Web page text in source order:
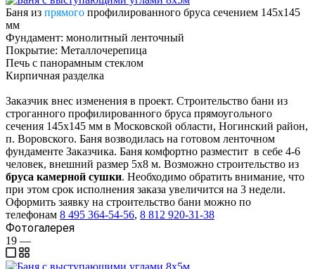
Баня из прямого профилированного бруса сечением 145х145
мм
Фундамент: монолитный ленточный
Покрытие: Металлочерепица
Печь с панорамным стеклом
Кирпичная разделка
Заказчик внес изменения в проект. Строительство бани из
строганного профилированного бруса прямоугольного
сечения 145х145 мм в Московской области, Ногинский район,
п. Воровского. Баня возводилась на готовом ленточном
фундаменте Заказчика. Баня комфортно разместит в себе 4-6
человек, внешний размер 5х8 м. Возможно строительство из
бруса камерной сушки. Необходимо обратить внимание, что
при этом срок исполнения заказа увеличится на 3 недели.
Оформить заявку на строительство бани можно по
телефонам 8 495 364-54-56, 8 812 920-31-38
Фотогалерея
19 —